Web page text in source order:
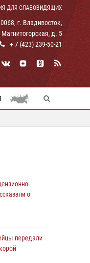
ДЛЯ СЛАБОВИДЯЩИХ
г. Владивосток,
Магнитогорская, д. 5
+ 7 (423) 239-50-21
о
передали